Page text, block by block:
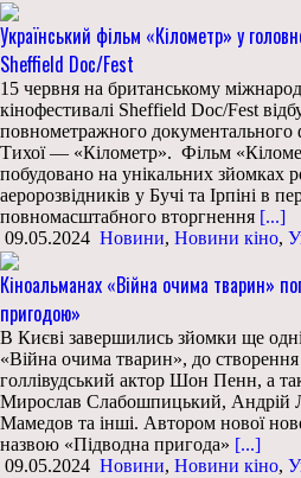
Український фільм «Кілометр» у
Sheffield Doc/Fest
15 червня на британському
кінофестивалі Sheffield Doc/Fest
повнометражного
Тихої — «Кілометр». Фільм
побудовано на унікальних зйомках
аеророзвідників у Бучі та Ірпіні в
повномасштабного вторгнення [...]
09.05.2024 Новини, Новини кіно,
Кіноальманах «Війна очима тварин»
пригодою»
В Києві завершились зйомки ще
«Війна очима тварин», до
голлівудський актор Шон Пенн, а
Мирослав Слабошпицький, Андрій
Мамедов та інші. Автором нової
назвою «Підводна пригода» [...]
09.05.2024 Новини, Новини кіно,